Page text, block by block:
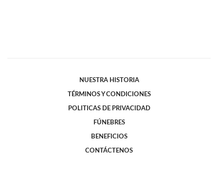
NUESTRA HISTORIA
TÉRMINOS Y CONDICIONES
POLITICAS DE PRIVACIDAD
FÚNEBRES
BENEFICIOS
CONTÁCTENOS